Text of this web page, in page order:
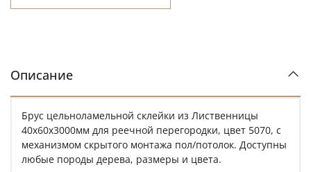
Описание
Брус цельноламельной склейки из Лиственницы
40х60х3000мм для реечной перегородки, цвет 5070, с
механизмом скрытого монтажа пол/потолок. Доступны
любые породы дерева, размеры и цвета.